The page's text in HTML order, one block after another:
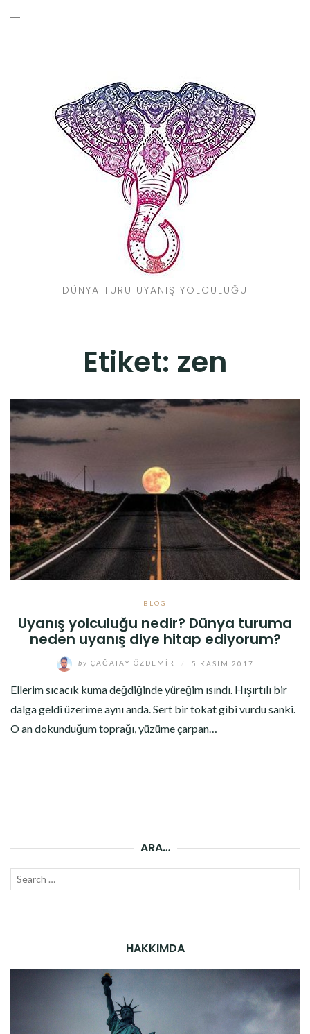
Skip
DÜNYA TURU UYANIŞ YOLCULUĞU
Etiket: zen
BLOG
Uyanış yolculuğu nedir? Dünya turuma
neden uyanış diye hitap ediyorum?
by ÇAĞATAY ÖZDEMIR 5 KASIM 2017
Ellerim sıcacık kuma değdiğinde yüreğim ısındı. Hışırtılı bir
dalga geldi üzerime aynı anda. Sert bir tokat gibi vurdu sanki.
O an dokunduğum toprağı, yüzüme çarpan…
ARA…
Search
HAKKIMDA
SEYAHAT REHBERI